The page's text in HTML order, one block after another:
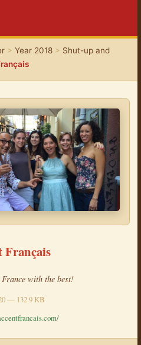
> Year 2018> Shut-up and
Français
with the best!
— 132.9 KB